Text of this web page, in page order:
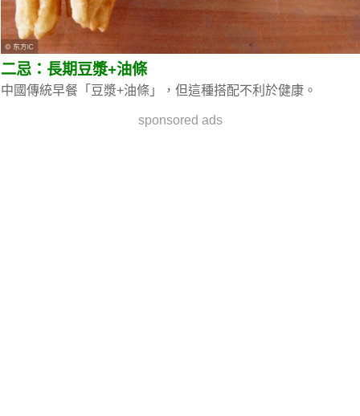
二忌：長期豆漿+油條
中國傳統早餐「豆漿+油條」，但這種搭配不利於健康。
sponsored ads